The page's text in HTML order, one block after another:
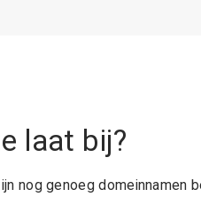
laat bij?
nog genoeg domeinnamen